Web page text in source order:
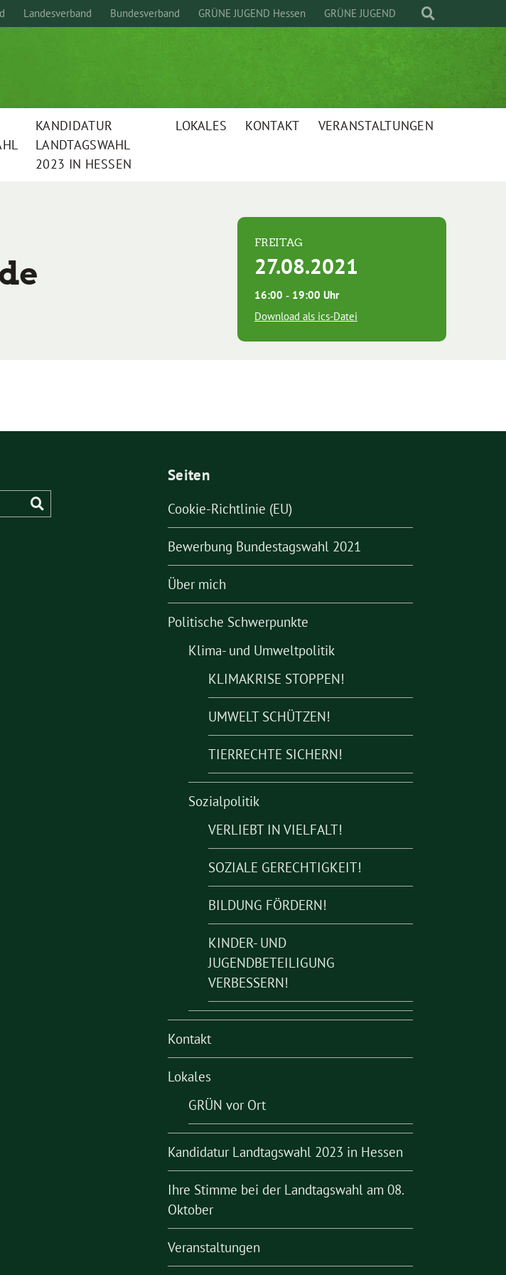
Landesverband Bundesverband GRÜNE JUGEND Hessen GRÜNE JUGEND
KANDIDATUR
LANDTAGSWAHL
2023 IN HESSEN
LOKALES KONTAKT VERANSTALTUNGEN
FREITAG
27.08.2021
16:00 ‐ 19:00 Uhr
Download als ics-Datei
Seiten
Cookie-Richtlinie (EU)
Bewerbung Bundestagswahl 2021
Über mich
Politische Schwerpunkte
Klima- und Umweltpolitik
KLIMAKRISE STOPPEN!
UMWELT SCHÜTZEN!
TIERRECHTE SICHERN!
Sozialpolitik
VERLIEBT IN VIELFALT!
SOZIALE GERECHTIGKEIT!
BILDUNG FÖRDERN!
KINDER- UND
JUGENDBETEILIGUNG
VERBESSERN!
Kontakt
Lokales
GRÜN vor Ort
Kandidatur Landtagswahl 2023 in Hessen
Ihre Stimme bei der Landtagswahl am 08.
Oktober
Veranstaltungen